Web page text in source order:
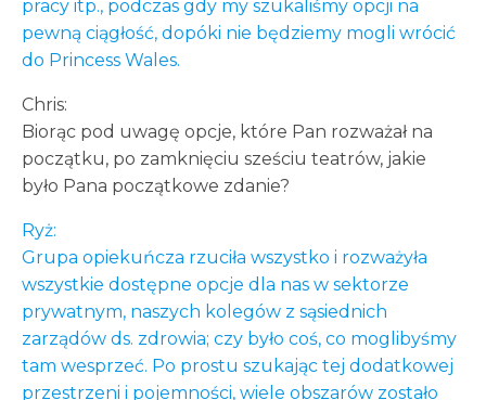
pracy itp., podczas gdy my szukaliśmy opcji na
pewną ciągłość, dopóki nie będziemy mogli wrócić
do Princess Wales.
Chris:
Biorąc pod uwagę opcje, które Pan rozważał na
początku, po zamknięciu sześciu teatrów, jakie
było Pana początkowe zdanie?
Ryż:
Grupa opiekuńcza rzuciła wszystko i rozważyła
wszystkie dostępne opcje dla nas w sektorze
prywatnym, naszych kolegów z sąsiednich
zarządów ds. zdrowia; czy było coś, co moglibyśmy
tam wesprzeć. Po prostu szukając tej dodatkowej
przestrzeni i pojemności, wiele obszarów zostało